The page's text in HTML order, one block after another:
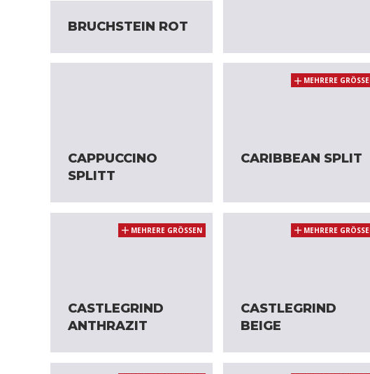
BRUCHSTEIN ROT
CAPPUCCINO
SPLITT
CARIBBEAN SPLIT
MEHRERE GRÖSSEN
CASTLEGRIND
ANTHRAZIT
MEHRERE GRÖSSEN
CASTLEGRIND
BEIGE
MEHRERE GRÖSSEN